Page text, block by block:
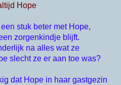
Hope
stuk beter met Hope,
zorgenkindje blijft.
na alles wat ze
slecht ze er aan toe was?
dat Hope in haar gastgezin